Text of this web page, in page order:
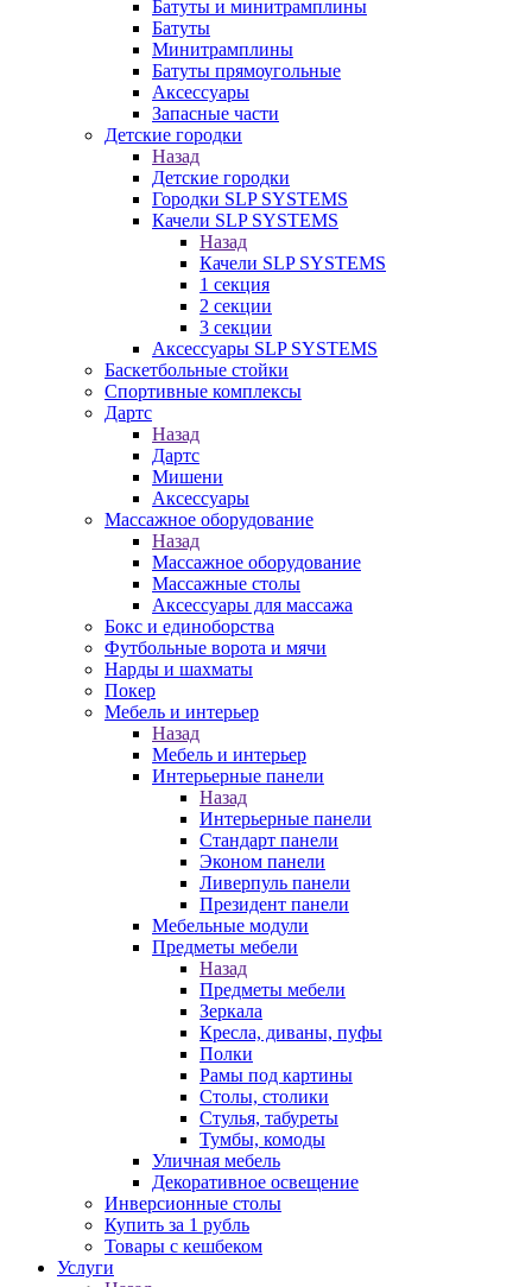
Батуты и минитрамплины
Батуты
Минитрамплины
Батуты прямоугольные
Аксессуары
Запасные части
Детские городки
Назад
Детские городки
Городки SLP SYSTEMS
Качели SLP SYSTEMS
Назад
Качели SLP SYSTEMS
1 секция
2 секции
3 секции
Аксессуары SLP SYSTEMS
Баскетбольные стойки
Спортивные комплексы
Дартс
Назад
Дартс
Мишени
Аксессуары
Массажное оборудование
Назад
Массажное оборудование
Массажные столы
Аксессуары для массажа
Бокс и единоборства
Футбольные ворота и мячи
Нарды и шахматы
Покер
Мебель и интерьер
Назад
Мебель и интерьер
Интерьерные панели
Назад
Интерьерные панели
Стандарт панели
Эконом панели
Ливерпуль панели
Президент панели
Мебельные модули
Предметы мебели
Назад
Предметы мебели
Зеркала
Кресла, диваны, пуфы
Полки
Рамы под картины
Столы, столики
Стулья, табуреты
Тумбы, комоды
Уличная мебель
Декоративное освещение
Инверсионные столы
Купить за 1 рубль
Товары с кешбеком
Услуги